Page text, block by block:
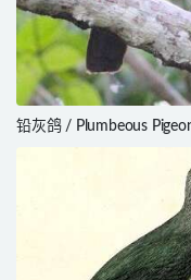
铅灰鸽 / Plumbeous
Patagioenas plumbea